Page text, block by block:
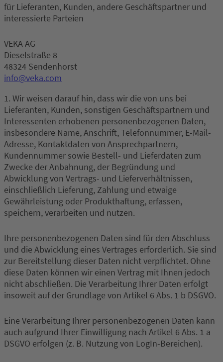
für Lieferanten, Kunden, andere Geschäftspartner und
interessierte Parteien
VEKA AG
Dieselstraße 8
48324 Sendenhorst
info@veka.com
1. Wir weisen darauf hin, dass wir die von uns bei
Lieferanten, Kunden, sonstigen Geschäftspartnern und
Interessenten erhobenen personenbezogenen Daten,
insbesondere Name, Anschrift, Telefonnummer, E-Mail-
Adresse, Kontaktdaten von Ansprechpartnern,
Kundennummer sowie Bestell- und Lieferdaten zum
Zwecke der Anbahnung, der Begründung und
Abwicklung von Vertrags- und Lieferverhältnissen,
einschließlich Lieferung, Zahlung und etwaige
Gewährleistung oder Produkthaftung, erfassen,
speichern, verarbeiten und nutzen.
Ihre personenbezogenen Daten sind für den Abschluss
und die Abwicklung eines Vertrages erforderlich. Sie sind
zur Bereitstellung dieser Daten nicht verpflichtet. Ohne
diese Daten können wir einen Vertrag mit Ihnen jedoch
nicht abschließen. Die Verarbeitung Ihrer Daten erfolgt
insoweit auf der Grundlage von Artikel 6 Abs. 1 b DSGVO.
Eine Verarbeitung Ihrer personenbezogenen Daten kann
auch aufgrund Ihrer Einwilligung nach Artikel 6 Abs. 1 a
DSGVO erfolgen (z. B. Nutzung von LogIn-Bereichen).